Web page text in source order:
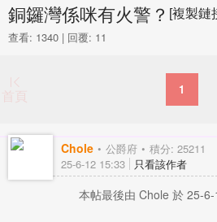
› ›
查看: 1340 | 回覆: 11
銅鑼灣係咪有火警？ [複製鏈
首頁 1
Chole 公爵府 積分: 25211
25-6-12 15:33 只看該作者
本帖最後由 Chole 於 25-